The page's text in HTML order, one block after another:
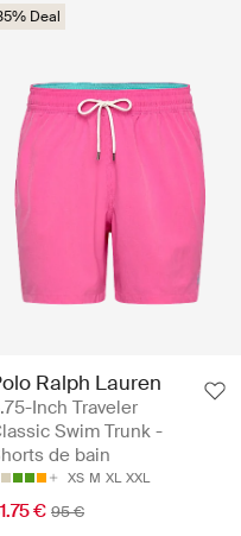
Deal
Ralph Lauren
Inch Traveler
Swim Trunk -
de bain
XS M XL XXL
€ 95 €